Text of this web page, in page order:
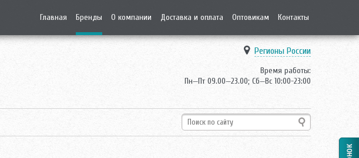
Главная Бренды О компании Доставка и оплата Оптовикам Контакты
Регионы России
Время работы:
Пн—Пт 09.00—23.00; Сб—Вс 10:00-23:00